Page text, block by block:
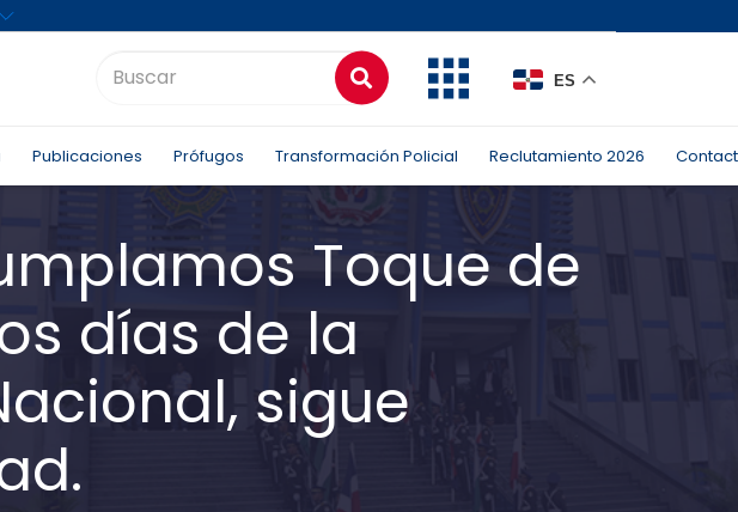
ES
Publicaciones Prófugos Transformación Policial Reclutamiento 2026
Toque de
días de la
sigue